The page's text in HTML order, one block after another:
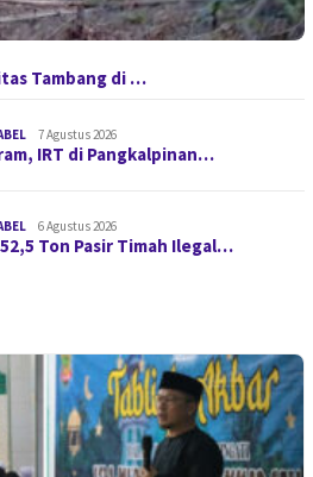
Tambang di …
7 Agustus 2026
IRT di Pangkalpinan…
6 Agustus 2026
Ton Pasir Timah Ilegal…